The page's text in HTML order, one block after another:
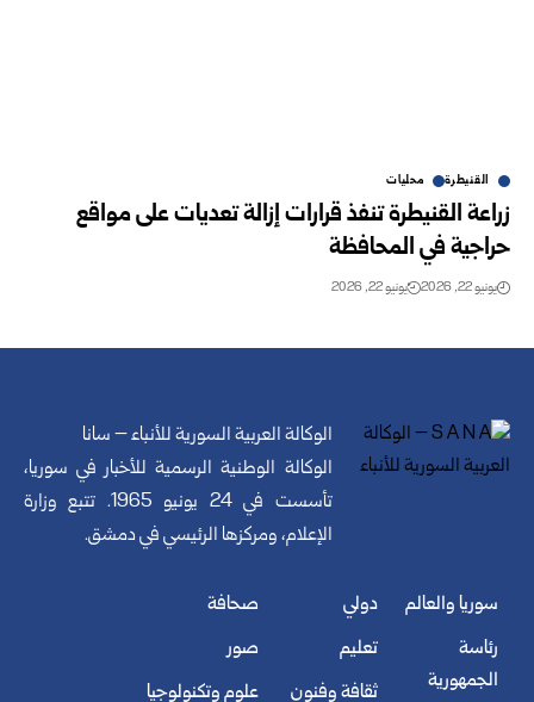
القنيطرة محليات
زراعة القنيطرة تنفذ قرارات إزالة تعديات على مواقع
حراجية في المحافظة
يونيو 22, 2026 يونيو 22, 2026
الوكالة العربية السورية للأنباء – سانا
الوكالة الوطنية الرسمية للأخبار في سوريا،
تأسست في 24 يونيو 1965. تتبع وزارة
الإعلام، ومركزها الرئيسي في دمشق.
سوريا والعالم
رئاسة
الجمهورية
دولي
تعليم
ثقافة وفنون
صحافة
صور
علوم وتكنولوجيا